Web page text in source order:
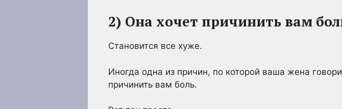
2) Она хочет причинить вам
Становится все хуже.
Иногда одна из причин, по которой ваша жена
причинить вам боль.